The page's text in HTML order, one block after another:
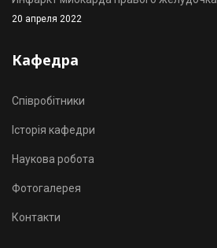
20 апреля 2022
Кафедра
Співробітники
Історія кафедри
Наукова робота
Фотогалерея
Контакти